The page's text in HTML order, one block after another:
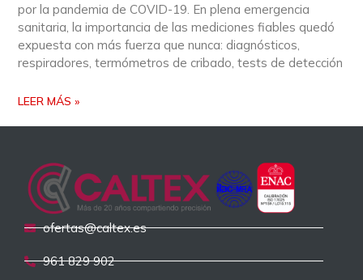
por la pandemia de COVID-19. En plena emergencia
sanitaria, la importancia de las mediciones fiables quedó
expuesta con más fuerza que nunca: diagnósticos,
respiradores, termómetros de cribado, tests de detección
LEER MÁS »
ofertas@caltex.es
961 829 902